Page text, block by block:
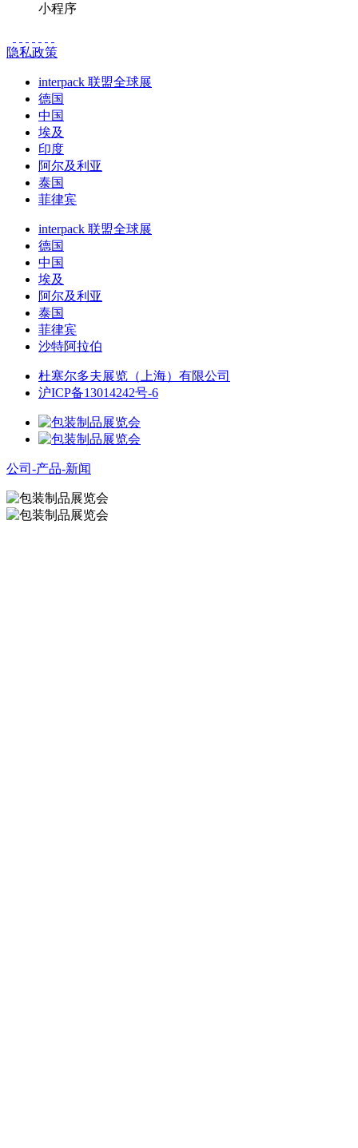
小程序
隐私政策
interpack 联盟全球展
德国
中国
埃及
印度
阿尔及利亚
泰国
菲律宾
interpack 联盟全球展
德国
中国
埃及
阿尔及利亚
泰国
菲律宾
沙特阿拉伯
杜塞尔多夫展览（上海）有限公司
沪ICP备13014242号-6
公司-产品-新闻